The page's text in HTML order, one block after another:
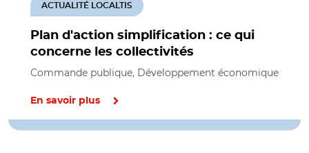
Plan d'action simplification : ce qui
concerne les collectivités
ACTUALITÉ LOCALTIS
Commande publique, Développement économique
En savoir plus